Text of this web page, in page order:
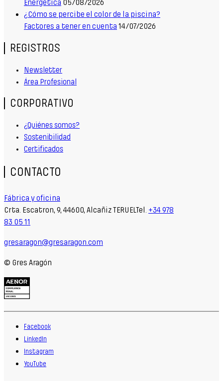
Energética 05/08/2026
¿Cómo se percibe el color de la piscina?
Factores a tener en cuenta 14/07/2026
REGISTROS
Newsletter
Área Profesional
CORPORATIVO
¿Quiénes somos?
Sostenibilidad
Certificados
CONTACTO
Fábrica y oficina
Crta. Escatron, 9, 44600, Alcañiz TERUELTel. +34 978
83 05 11
gresaragon@gresaragon.com
© Gres Aragón
Facebook
LinkedIn
Instagram
YouTube